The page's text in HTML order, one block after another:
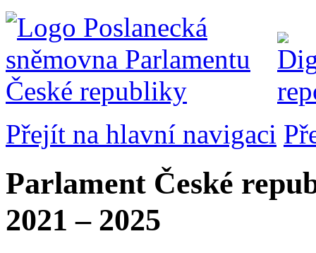
Přejít na hlavní navigaci
Parlament České
2021 – 2025